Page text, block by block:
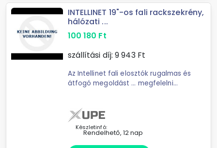
INTELLINET 19"-os fali rackszekrény,
hálózati ...
100 180 Ft
szállítási díj: 9 943Ft
Az Intellinet fali elosztók rugalmas és
átfogó megoldást ... megfelelni
vagy spóroljon helyet és pénzt a
lapra ...
Készletinfó:
Rendelhető, 12 nap